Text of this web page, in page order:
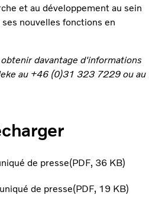
et au développement au sein
nouvelles fonctions en
davantage d'informations
au +46 (0)31 323 7229 ou au
de presse PDF 36 KB
de presse PDF 19 KB